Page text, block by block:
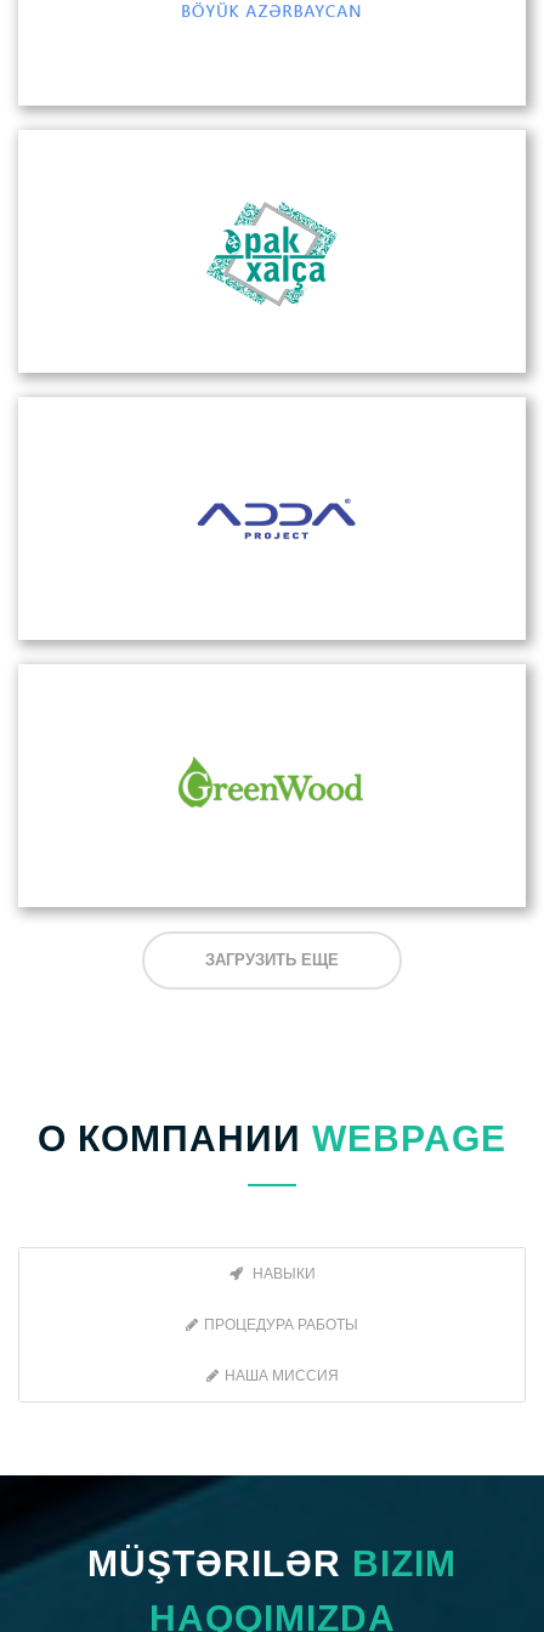
ЗАГРУЗИТЬ ЕЩЕ
О КОМПАНИИ WEBPAGE
НАВЫКИ
ПРОЦЕДУРА РАБОТЫ
НАША МИССИЯ
MÜŞTƏRILƏR BIZIM
HAQQIMIZDA